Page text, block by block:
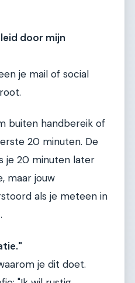
door mijn
je mail of social
buiten handbereik of
20 minuten. De
je 20 minuten later
maar jouw
als je meteen in
je dit doet.